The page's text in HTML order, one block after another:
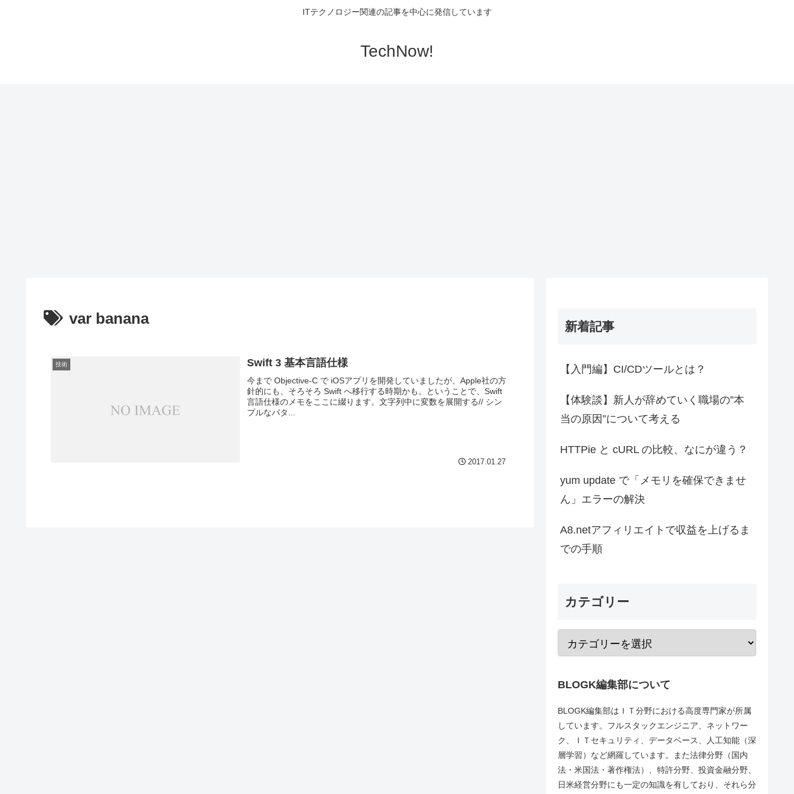
ITテクノロジー関連の記事を中心に発信しています
TechNow!
var banana
技術 Swift 3 基本言語仕様
今まで Objective-C で iOSアプリを開発していましたが、Apple社の方
針的にも、そろそろ Swift へ移行する時期かも。ということで、Swift
言語仕様のメモをここに綴ります。文字列中に変数を展開する// シン
プルなパタ...
2017.01.27
新着記事
【入門編】CI/CDツールとは？
【体験談】新人が辞めていく職場の”本
当の原因”について考える
HTTPie と cURL の比較、なにが違う？
yum update で「メモリを確保できませ
ん」エラーの解決
A8.netアフィリエイトで収益を上げるま
での手順
カテゴリー
BLOGK編集部について
BLOGK編集部はＩＴ分野における高度専門家が所属
しています。フルスタックエンジニア、ネットワー
ク、ＩＴセキュリティ、データベース、人工知能（深
層学習）など網羅しています。また法律分野（国内
法・米国法・著作権法）、特許分野、投資金融分野、
日米経営分野にも一定の知識を有しており、それら分